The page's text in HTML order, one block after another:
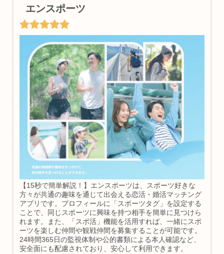
エンスポーツ
【15秒で簡単解説！】エンスポーツは、スポーツ好きな
方々が共通の趣味を通じて出会える恋活・婚活マッチング
アプリです。プロフィールに「スポーツタグ」を設定する
ことで、同じスポーツに興味を持つ相手を簡単に見つけら
れます。また、「スポ活」機能を活用すれば、一緒にスポ
ーツを楽しむ仲間や観戦仲間を募集することが可能です。
24時間365日の監視体制や公的書類による本人確認など、
安全面にも配慮されており、安心して利用できます。